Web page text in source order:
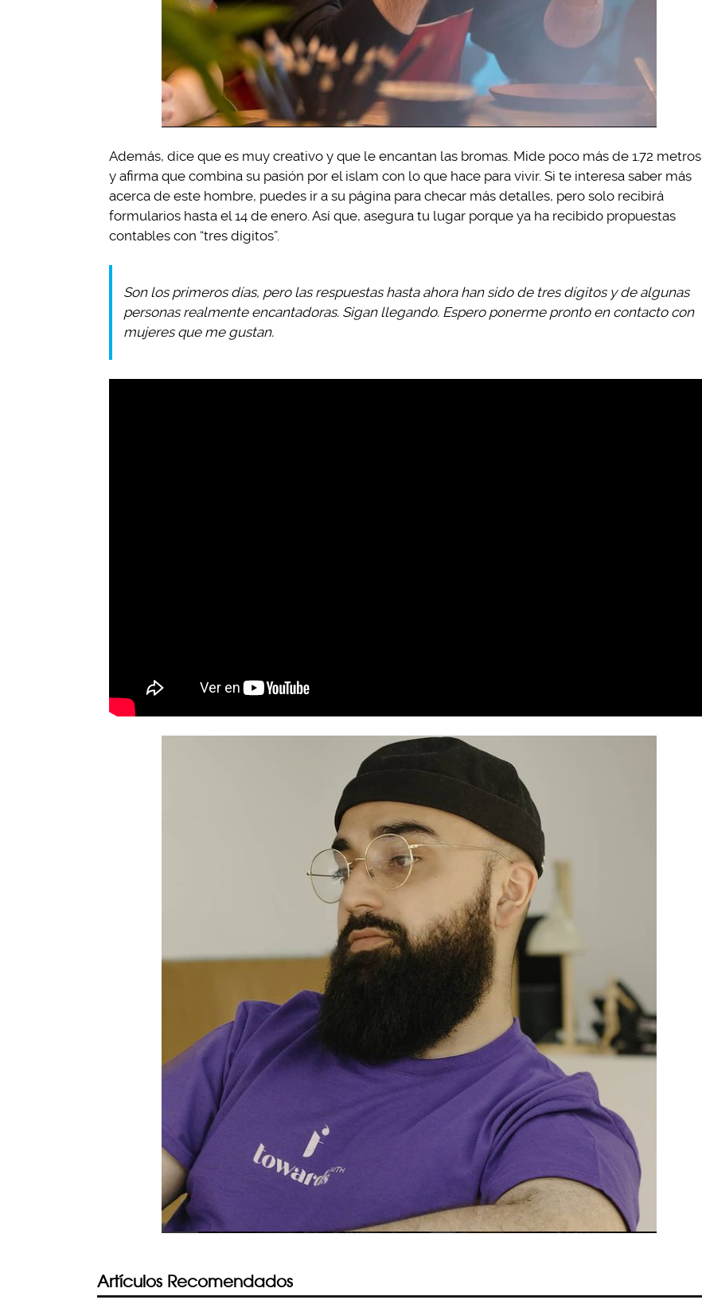
Además, dice que es muy creativo y que le encantan las bromas. Mide poco más de 1.72 metros
y afirma que combina su pasión por el islam con lo que hace para vivir. Si te interesa saber más
acerca de este hombre, puedes ir a su página para checar más detalles, pero solo recibirá
formularios hasta el 14 de enero. Así que, asegura tu lugar porque ya ha recibido propuestas
contables con “tres dígitos”.
Son los primeros días, pero las respuestas hasta ahora han sido de tres dígitos y de algunas
personas realmente encantadoras. Sigan llegando. Espero ponerme pronto en contacto con
mujeres que me gustan.
Artículos Recomendados